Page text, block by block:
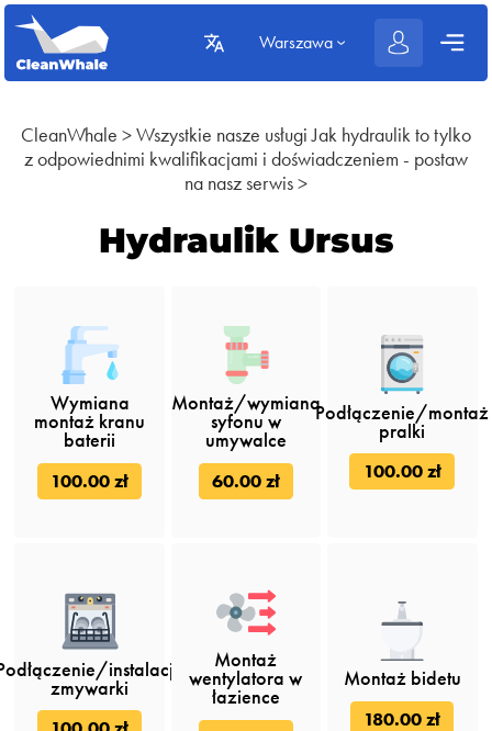
Warszawa
CleanWhale >Wszystkie nasze usługi Jak hydraulik to tylko
z odpowiednimi kwalifikacjami i doświadczeniem - postaw
na nasz serwis>
Hydraulik Ursus
Wymiana
montaż kranu
baterii
100.00 zł
Montaż/wymiana
syfonu w
umywalce
60.00 zł
Podłączenie/montaż
pralki
100.00 zł
instalacja
zmywarki
Montaż
wentylatora w
łazience
Montaż bidetu
180.00 zł